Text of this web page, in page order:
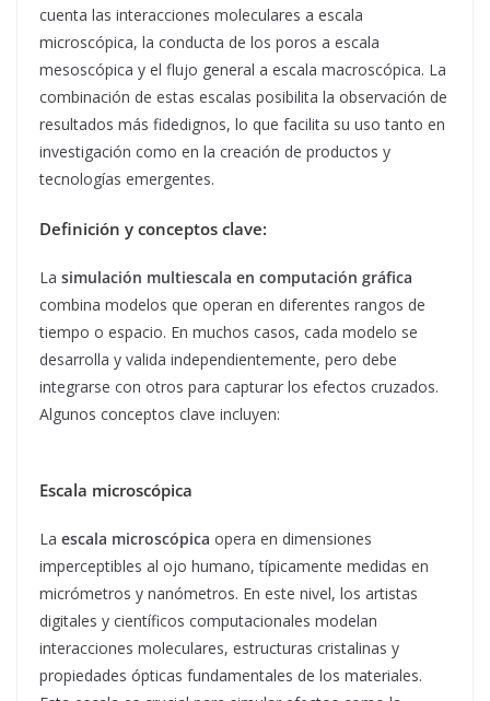
cuenta las interacciones moleculares a escala
microscópica, la conducta de los poros a escala
mesoscópica y el flujo general a escala macroscópica. La
combinación de estas escalas posibilita la observación de
resultados más fidedignos, lo que facilita su uso tanto en
investigación como en la creación de productos y
tecnologías emergentes.
Definición y conceptos clave:
La simulación multiescala en computación gráfica
combina modelos que operan en diferentes rangos de
tiempo o espacio. En muchos casos, cada modelo se
desarrolla y valida independientemente, pero debe
integrarse con otros para capturar los efectos cruzados.
Algunos conceptos clave incluyen:
Escala microscópica
La escala microscópica opera en dimensiones
imperceptibles al ojo humano, típicamente medidas en
micrómetros y nanómetros. En este nivel, los artistas
digitales y científicos computacionales modelan
interacciones moleculares, estructuras cristalinas y
propiedades ópticas fundamentales de los materiales.